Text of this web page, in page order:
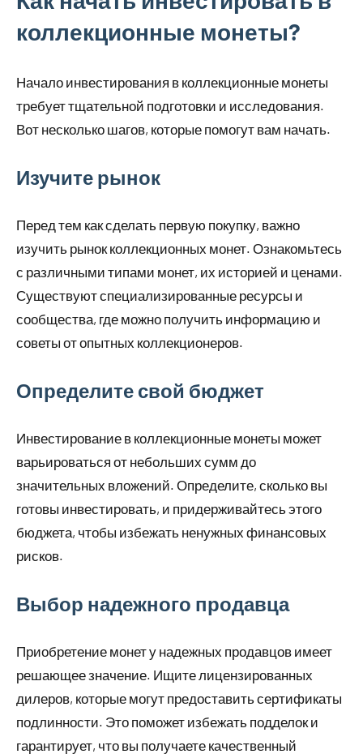
коллекционные монеты?
Начало инвестирования в коллекционные монеты
требует тщательной подготовки и исследования.
Вот несколько шагов, которые помогут вам начать.
Изучите рынок
Перед тем как сделать первую покупку, важно
изучить рынок коллекционных монет. Ознакомьтесь
с различными типами монет, их историей и ценами.
Существуют специализированные ресурсы и
сообщества, где можно получить информацию и
советы от опытных коллекционеров.
Определите свой бюджет
Инвестирование в коллекционные монеты может
варьироваться от небольших сумм до
значительных вложений. Определите, сколько вы
готовы инвестировать, и придерживайтесь этого
бюджета, чтобы избежать ненужных финансовых
рисков.
Выбор надежного продавца
Приобретение монет у надежных продавцов имеет
решающее значение. Ищите лицензированных
дилеров, которые могут предоставить сертификаты
подлинности. Это поможет избежать подделок и
гарантирует, что вы получаете качественный